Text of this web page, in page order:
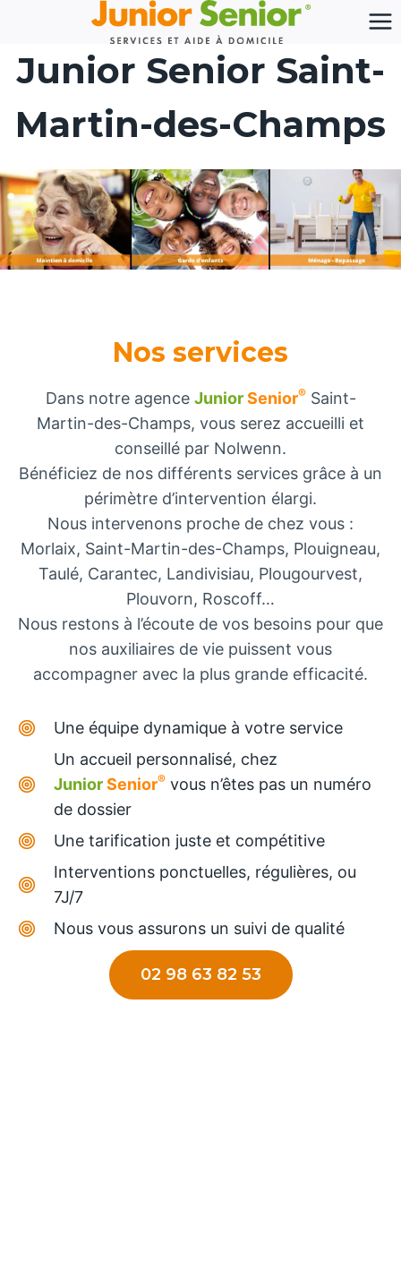
contenu
Junior Senior Saint-
Martin-des-Champs
Nos services
Dans notre agence Junior Senior®Saint-
Martin-des-Champs, vous serez accueilli et
conseillé par Nolwenn.
Bénéficiez de nos différents services grâce à un
périmètre d’intervention élargi.
Nous intervenons proche de chez vous :
Morlaix, Saint-Martin-des-Champs, Plouigneau,
Taulé, Carantec, Landivisiau, Plougourvest,
Plouvorn, Roscoff…
Nous restons à l’écoute de vos besoins pour que
nos auxiliaires de vie puissent vous
accompagner avec la plus grande efficacité.
Une équipe dynamique à votre service
Un accueil personnalisé, chez
JuniorSenior® vous n’êtes pas un numéro
de dossier
Une tarification juste et compétitive
Interventions ponctuelles, régulières, ou
7J/7
Nous vous assurons un suivi de qualité
02 98 63 82 53